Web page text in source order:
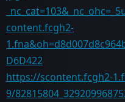
content.fcgh2-
D6D422
https://scontent.fcgh2-
9/